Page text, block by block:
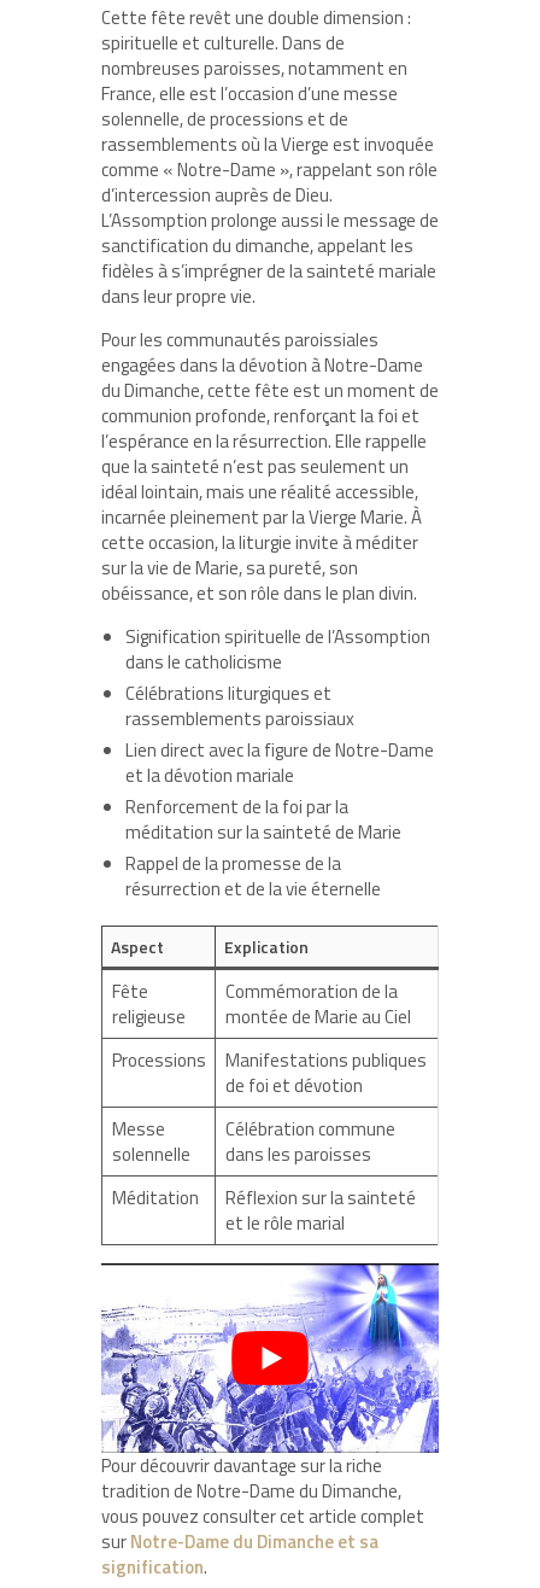
Cette fête revêt une double dimension :
spirituelle et culturelle. Dans de
nombreuses paroisses, notamment en
France, elle est l’occasion d’une messe
solennelle, de processions et de
rassemblements où la Vierge est invoquée
comme « Notre-Dame », rappelant son rôle
d’intercession auprès de Dieu.
L’Assomption prolonge aussi le message de
sanctification du dimanche, appelant les
fidèles à s’imprégner de la sainteté mariale
dans leur propre vie.
Pour les communautés paroissiales
engagées dans la dévotion à Notre-Dame
du Dimanche, cette fête est un moment de
communion profonde, renforçant la foi et
l’espérance en la résurrection. Elle rappelle
que la sainteté n’est pas seulement un
idéal lointain, mais une réalité accessible,
incarnée pleinement par la Vierge Marie. À
cette occasion, la liturgie invite à méditer
sur la vie de Marie, sa pureté, son
obéissance, et son rôle dans le plan divin.
Signification spirituelle de l’Assomption
dans le catholicisme
Célébrations liturgiques et
rassemblements paroissiaux
Lien direct avec la figure de Notre-Dame
et la dévotion mariale
Renforcement de la foi par la
méditation sur la sainteté de Marie
Rappel de la promesse de la
résurrection et de la vie éternelle
Aspect Explication
Fête
religieuse
Commémoration de la
montée de Marie au Ciel
Processions
Manifestations publiques
de foi et dévotion
Messe
solennelle
Célébration commune
dans les paroisses
Méditation
Réflexion sur la sainteté
et le rôle marial
Pour découvrir davantage sur la riche
tradition de Notre-Dame du Dimanche,
vous pouvez consulter cet article complet
surNotre-Dame du Dimanche et sa
signification.